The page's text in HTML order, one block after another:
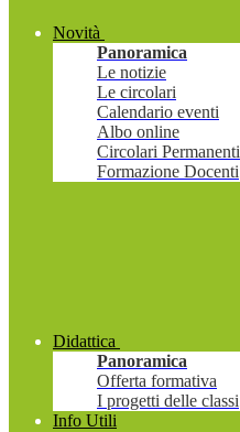
Novità
Panoramica
Le notizie
Le circolari
Calendario eventi
Albo online
Circolari Permanenti
Formazione Docenti
Didattica
Panoramica
Offerta formativa
I progetti delle classi
Info Utili